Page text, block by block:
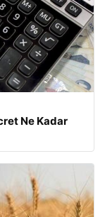
Ne Kadar